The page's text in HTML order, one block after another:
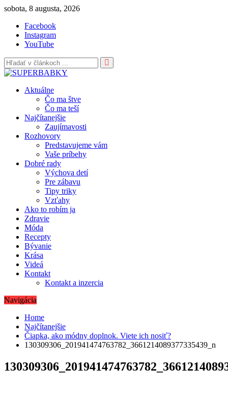
Skip
content
sobota, 8 augusta, 2026
Facebook
Instagram
YouTube
Aktuálne
Čo ma štve
Čo ma teší
Najčítanejšie
Zaujímavosti
Rozhovory
Predstavujeme vám
Vaše príbehy
Dobré rady
Výchova detí
Pre zábavu
Tipy triky
Vzťahy
Ako to robím ja
Zdravie
Móda
Recepty
Bývanie
Krása
Videá
Kontakt
Kontakt a inzercia
Navigácia
Home
Najčítanejšie
Čiapka, ako módny doplnok. Viete ich nosiť?
130309306_201941474763782_3661214089377335439_n